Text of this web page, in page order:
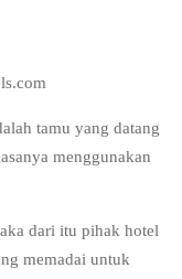
tamu yang datang
menggunakan
dari itu pihak hotel
memadai untuk